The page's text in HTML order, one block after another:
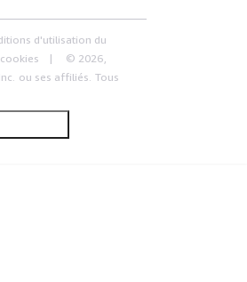
d'utilisation du
© 2026,
ou ses affiliés. Tous